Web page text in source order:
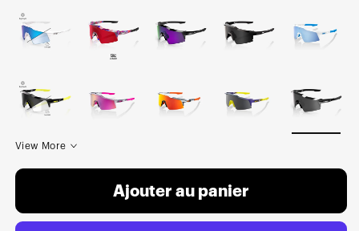
View More
Ajouter au panier